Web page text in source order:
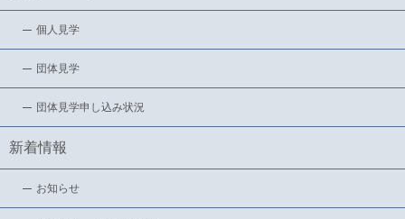
個人見学
団体見学
団体見学申し込み状況
新着情報
お知らせ